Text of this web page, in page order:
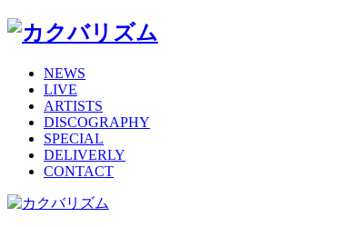
NEWS
LIVE
ARTISTS
DISCOGRAPHY
SPECIAL
DELIVERLY
CONTACT